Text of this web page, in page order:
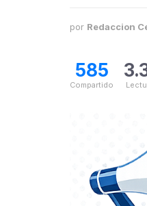
por Redaccion
585
Compartido